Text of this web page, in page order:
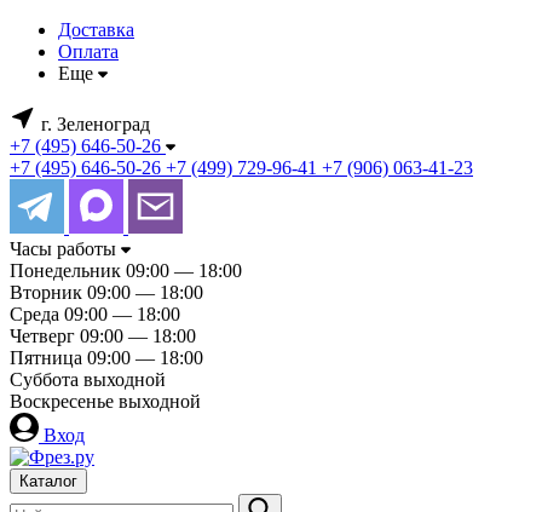
Доставка
Оплата
Еще
г. Зеленоград
+7 (495) 646-50-26
+7 (495) 646-50-26 +7 (499) 729-96-41 +7 (906) 063-41-23
Часы работы
Понедельник 09:00 — 18:00
Вторник 09:00 — 18:00
Среда 09:00 — 18:00
Четверг 09:00 — 18:00
Пятница 09:00 — 18:00
Суббота выходной
Воскресенье выходной
Вход
Каталог